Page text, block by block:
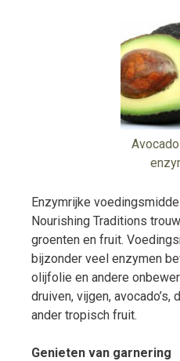
Enzymrijke
Nourishing Traditions
groenten en fruit.
bijzonder veel enzymen
olijfolie en andere
druiven, vijgen, avocado’s,
ander tropisch fruit.
Genieten van garnering